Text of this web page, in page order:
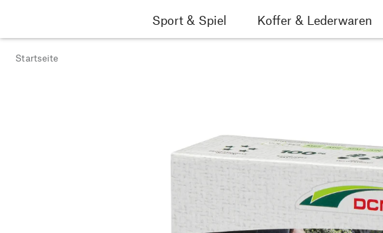
Sport & Spiel
Koffer & Lederwaren
Startseite